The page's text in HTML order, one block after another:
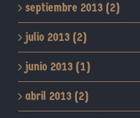
septiembre 2013 (2)
julio 2013 (2)
junio 2013 (1)
abril 2013 (2)